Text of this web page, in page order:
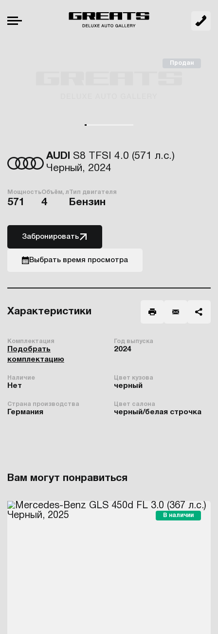
AUDI
S8 TFSI 4.0 (571 л.с.)
Черный, 2024
Продан
Мощность
571
Объём, л
4
Тип двигателя
Бензин
Забронировать
Выбрать время просмотра
Характеристики
Комплектация
Подобрать
комплектацию
Год выпуска
2024
Наличие
Нет
Цвет кузова
черный
Страна производства
Германия
Цвет салона
черный/белая строчка
Вам могут понравиться
В наличии